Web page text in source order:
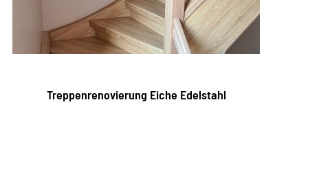
Treppenrenovierung Eiche Edelstahl